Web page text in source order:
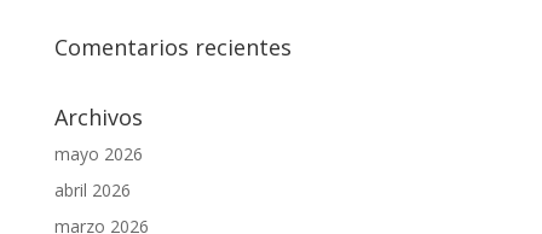
Comentarios recientes
Archivos
mayo 2026
abril 2026
marzo 2026